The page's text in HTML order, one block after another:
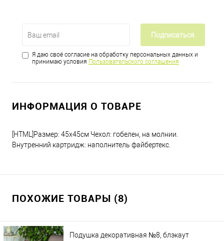
Подписаться
Я даю своё согласие на обработку персональных данных и
принимаю условия Пользовательского соглашения
ИНФОРМАЦИЯ О ТОВАРЕ
[HTML]Размер: 45х45см Чехол: гобелен, на молнии.
Внутренний картридж: наполнитель файбертекс.
ПОХОЖИЕ ТОВАРЫ (8)
Подушка декоративная №8, блэкаут